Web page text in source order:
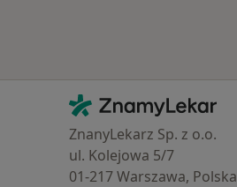
Kontakt
ZnamyLekar - Hlavní stránka
ZnanyLekarz Sp. z o.o.
ul. Kolejowa 5/7
01-217 Warszawa, Polska